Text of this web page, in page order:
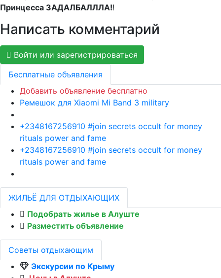
Принцесса ЗАДАЛБАЛЛЛА!!
Написать комментарий
Войти или зарегистрироваться
Бесплатные объявления
Добавить объявление бесплатно
Ремешок для Xiaomi Mi Band 3 military
+2348167256910 #join secrets occult for money
rituals power and fame
+2348167256910 #join secrets occult for money
rituals power and fame
ЖИЛЬЁ ДЛЯ ОТДЫХАЮЩИХ
Подобрать жилье в Алуште
Разместить объявление
Советы отдыхающим
Экскурсии по Крыму